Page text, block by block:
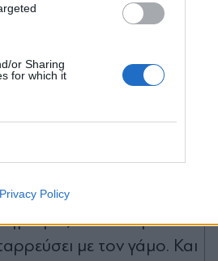
or Sharing
for which it
Privacy Policy
φοβόταν πως θα άλλαζε
και την αγάπησα
με τον γάμο. Και